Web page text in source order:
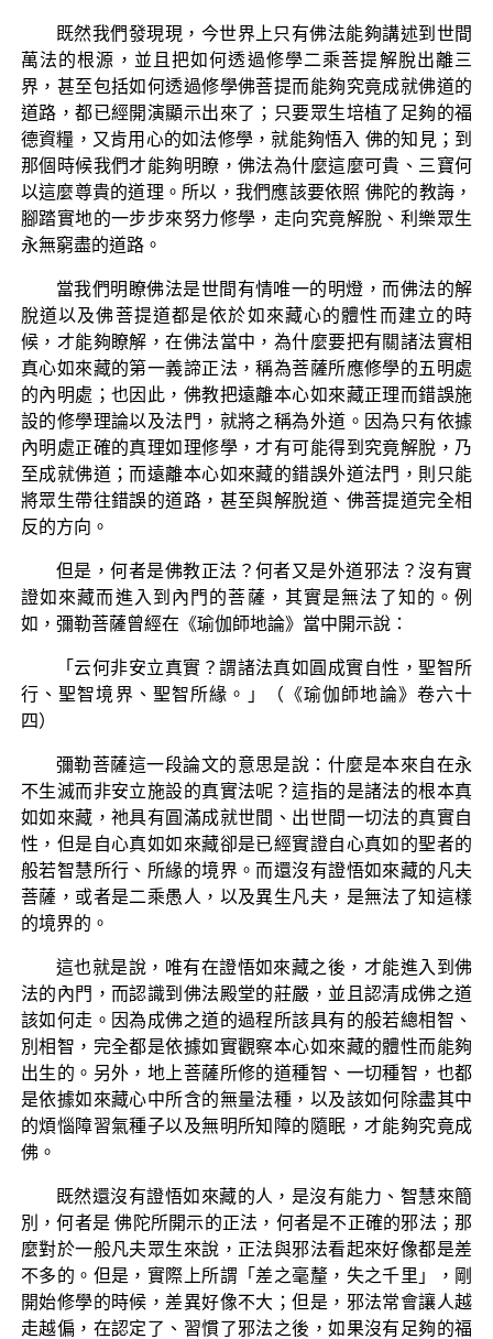
既然我們發現現，今世界上只有佛法能夠講述到世間
萬法的根源，並且把如何透過修學二乘菩提解脫出離三
界，甚至包括如何透過修學佛菩提而能夠究竟成就佛道的
道路，都已經開演顯示出來了；只要眾生培植了足夠的福
德資糧，又肯用心的如法修學，就能夠悟入 佛的知見；到
那個時候我們才能夠明瞭，佛法為什麼這麼可貴、三寶何
以這麼尊貴的道理。所以，我們應該要依照 佛陀的教誨，
腳踏實地的一步步來努力修學，走向究竟解脫、利樂眾生
永無窮盡的道路。
當我們明瞭佛法是世間有情唯一的明燈，而佛法的解
脫道以及佛菩提道都是依於如來藏心的體性而建立的時
候，才能夠瞭解，在佛法當中，為什麼要把有關諸法實相
真心如來藏的第一義諦正法，稱為菩薩所應修學的五明處
的內明處；也因此，佛教把遠離本心如來藏正理而錯誤施
設的修學理論以及法門，就將之稱為外道。因為只有依據
內明處正確的真理如理修學，才有可能得到究竟解脫，乃
至成就佛道；而遠離本心如來藏的錯誤外道法門，則只能
將眾生帶往錯誤的道路，甚至與解脫道、佛菩提道完全相
反的方向。
但是，何者是佛教正法？何者又是外道邪法？沒有實
證如來藏而進入到內門的菩薩，其實是無法了知的。例
如，彌勒菩薩曾經在《瑜伽師地論》當中開示說：
「云何非安立真實？謂諸法真如圓成實自性，聖智所
行、聖智境界、聖智所緣。」（《瑜伽師地論》卷六十
四）
彌勒菩薩這一段論文的意思是說：什麼是本來自在永
不生滅而非安立施設的真實法呢？這指的是諸法的根本真
如如來藏，祂具有圓滿成就世間、出世間一切法的真實自
性，但是自心真如如來藏卻是已經實證自心真如的聖者的
般若智慧所行、所緣的境界。而還沒有證悟如來藏的凡夫
菩薩，或者是二乘愚人，以及異生凡夫，是無法了知這樣
的境界的。
這也就是說，唯有在證悟如來藏之後，才能進入到佛
法的內門，而認識到佛法殿堂的莊嚴，並且認清成佛之道
該如何走。因為成佛之道的過程所該具有的般若總相智、
別相智，完全都是依據如實觀察本心如來藏的體性而能夠
出生的。另外，地上菩薩所修的道種智、一切種智，也都
是依據如來藏心中所含的無量法種，以及該如何除盡其中
的煩惱障習氣種子以及無明所知障的隨眠，才能夠究竟成
佛。
既然還沒有證悟如來藏的人，是沒有能力、智慧來簡
別，何者是 佛陀所開示的正法，何者是不正確的邪法；那
麼對於一般凡夫眾生來說，正法與邪法看起來好像都是差
不多的。但是，實際上所謂「差之毫釐，失之千里」，剛
開始修學的時候，差異好像不大；但是，邪法常會讓人越
走越偏，在認定了、習慣了邪法之後，如果沒有足夠的福